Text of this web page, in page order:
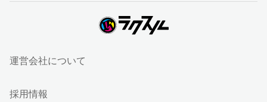
運営会社について
採用情報